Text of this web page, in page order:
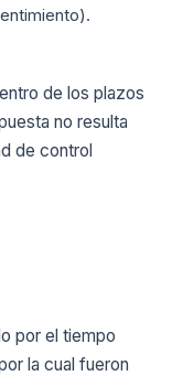
de los plazos
no resulta
de control
por el tiempo
la cual fueron